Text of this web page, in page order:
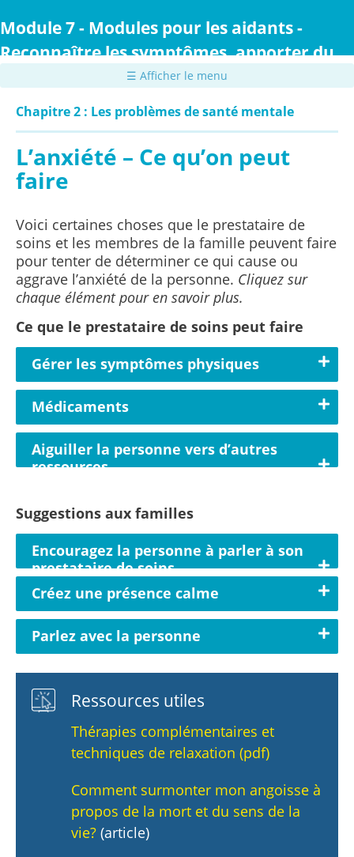
au
principal
Module 7 - Modules pour les aidants -
Reconnaître les symptômes, apporter du
confort et prodiguer des soins
☰ Afficher le menu
Chapitre 2 : Les problèmes de santé mentale
L’anxiété – Ce qu’on peut
faire
Voici certaines choses que le prestataire de
soins et les membres de la famille peuvent faire
pour tenter de déterminer ce qui cause ou
aggrave l’anxiété de la personne. Cliquez sur
chaque élément pour en savoir plus.
Ce que le prestataire de soins peut faire
Gérer les symptômes physiques
Médicaments
Aiguiller la personne vers d’autres
ressources
Suggestions aux familles
Encouragez la personne à parler à son
prestataire de soins
Créez une présence calme
Parlez avec la personne
Ressources utiles
Thérapies complémentaires et
techniques de relaxation (pdf)
Comment surmonter mon angoisse à
propos de la mort et du sens de la
vie? (article)